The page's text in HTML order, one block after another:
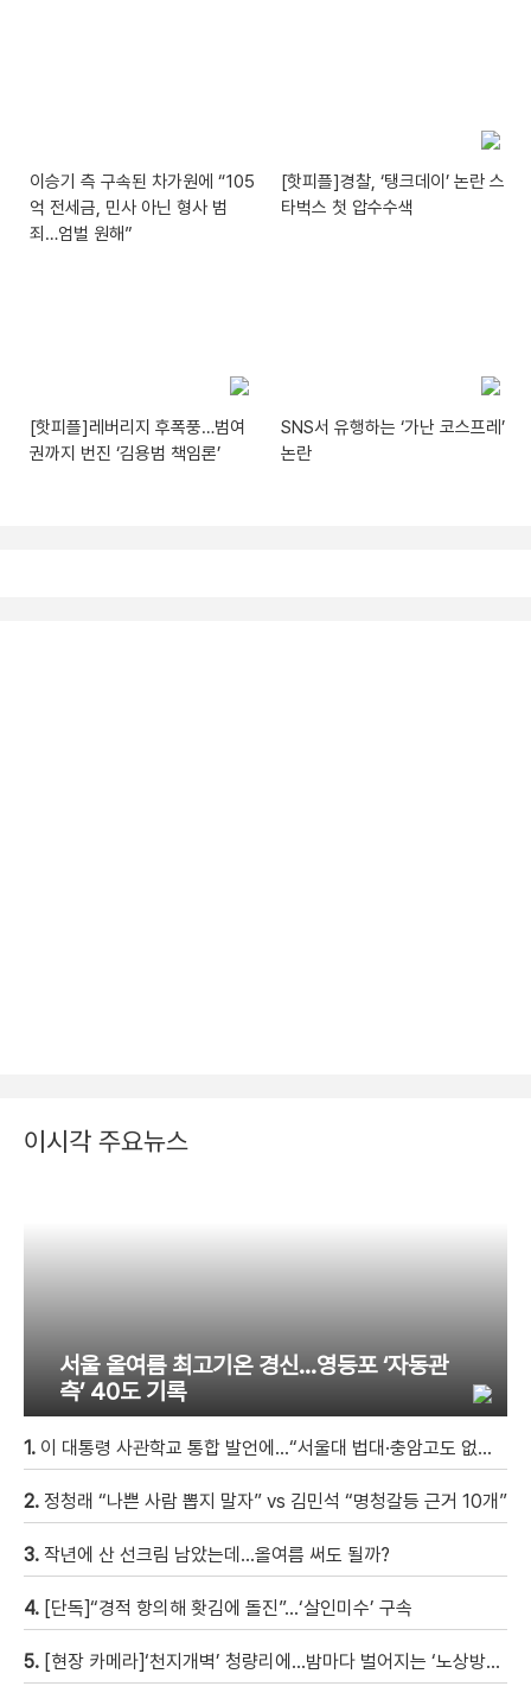
이승기 측 구속된 차가원에 “105
억 전세금, 민사 아닌 형사 범
죄…엄벌 원해”
[핫피플]경찰, ‘탱크데이’ 논란 스
타벅스 첫 압수수색
[핫피플]레버리지 후폭풍…범여
권까지 번진 ‘김용범 책임론’
SNS서 유행하는 ‘가난 코스프레’
논란
이시각 주요뉴스
서울 올여름 최고기온 경신…영등포 ‘자동관
측’ 40도 기록
1. 이 대통령 사관학교 통합 발언에…“서울대 법대·충암고도 없애나”
2. 정청래 “나쁜 사람 뽑지 말자” vs 김민석 “명청갈등 근거 10개”
3. 작년에 산 선크림 남았는데…올여름 써도 될까?
4. [단독]“경적 항의해 홧김에 돌진”…‘살인미수’ 구속
5. [현장 카메라]‘천지개벽’ 청량리에…밤마다 벌어지는 ‘노상방뇨 전쟁’